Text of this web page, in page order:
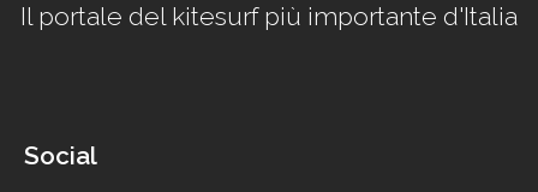
Il portale del kitesurf più importante d'Italia
Social